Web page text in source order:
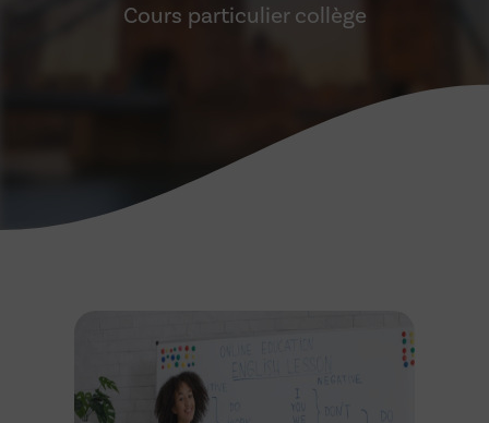
Cours particulier collège